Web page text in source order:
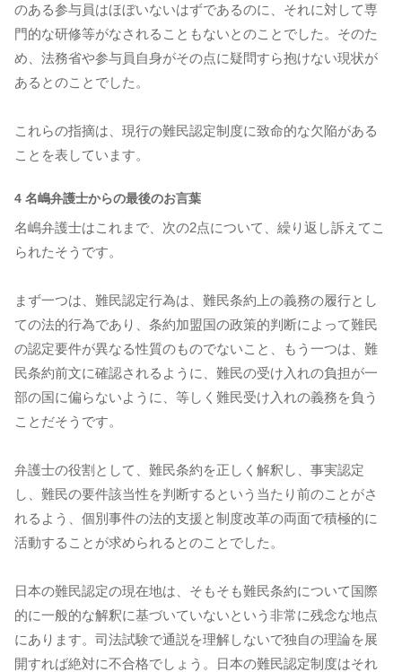
のある参与員はほぼいないはずであるのに、それに対して専
門的な研修等がなされることもないとのことでした。そのた
め、法務省や参与員自身がその点に疑問すら抱けない現状が
あるとのことでした。
これらの指摘は、現行の難民認定制度に致命的な欠陥がある
ことを表しています。
4 名嶋弁護士からの最後のお言葉
名嶋弁護士はこれまで、次の2点について、繰り返し訴えてこ
られたそうです。
まず一つは、難民認定行為は、難民条約上の義務の履行とし
ての法的行為であり、条約加盟国の政策的判断によって難民
の認定要件が異なる性質のものでないこと、もう一つは、難
民条約前文に確認されるように、難民の受け入れの負担が一
部の国に偏らないように、等しく難民受け入れの義務を負う
ことだそうです。
弁護士の役割として、難民条約を正しく解釈し、事実認定
し、難民の要件該当性を判断するという当たり前のことがさ
れるよう、個別事件の法的支援と制度改革の両面で積極的に
活動することが求められるとのことでした。
日本の難民認定の現在地は、そもそも難民条約について国際
的に一般的な解釈に基づいていないという非常に残念な地点
にあります。司法試験で通説を理解しないで独自の理論を展
開すれば絶対に不合格でしょう。日本の難民認定制度はそれ